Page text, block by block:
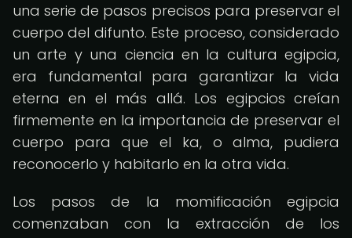
una serie de pasos precisos para preservar el
cuerpo del difunto. Este proceso, considerado
un arte y una ciencia en la cultura egipcia,
era fundamental para garantizar la vida
eterna en el más allá. Los egipcios creían
firmemente en la importancia de preservar el
cuerpo para que el ka, o alma, pudiera
reconocerlo y habitarlo en la otra vida.
Los pasos de la momificación egipcia
comenzaban con la extracción de los